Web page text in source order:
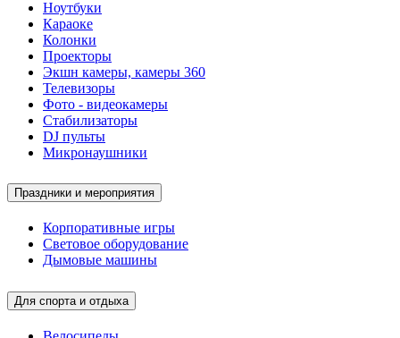
Ноутбуки
Караоке
Колонки
Проекторы
Экшн камеры, камеры 360
Телевизоры
Фото - видеокамеры
Стабилизаторы
DJ пульты
Микронаушники
Праздники и мероприятия
Корпоративные игры
Световое оборудование
Дымовые машины
Для спорта и отдыха